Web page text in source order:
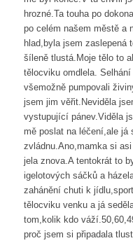
hrozné.Ta touha po
po celém našem městě a
hlad,byla jsem zaslepená
šíleně tlustá.Moje tělo to
tělocviku omdlela.
všemožně pumpovali
jsem jim věřit.Neviděla
vystupující pánev.Viděla
mě poslat na léčení,ale já
zvládnu.Ano,mamka si
jela znova.A tentokrát to
igelotových sáčků a
zahánění chuti k
tělocviku venku a já
tom,kolik kdo
proč jsem si připadala